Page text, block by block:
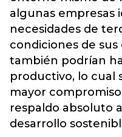
algunas empresas
necesidades de
condiciones de
también podrían
productivo, lo cual
mayor
respaldo absoluto
desarrollo